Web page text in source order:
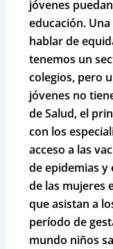
jóvenes
educación.
hablar de
tenemos un
colegios, pero
jóvenes no
de Salud, el
con los
acceso a las
de epidemias y
de las mujeres
que asistan a
período de
mundo niños